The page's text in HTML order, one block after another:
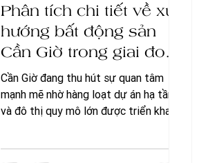
Phân tích chi tiết về xu
hướng bất động sản
Cần Giờ trong giai đoạn
phát triển mới
Cần Giờ đang thu hút sự quan tâm
mạnh mẽ nhờ hàng loạt dự án hạ tầng
và đô thị quy mô lớn được triển khai